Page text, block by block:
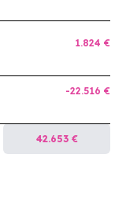
1.824 €
-22.516 €
42.653 €